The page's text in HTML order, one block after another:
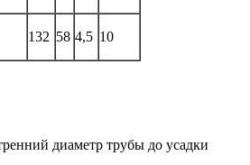
132 58 4,5 10
диаметр трубы до усадки